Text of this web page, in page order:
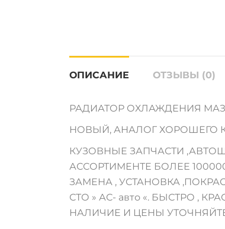
ОПИСАНИЕ ОТЗЫВЫ (0)
РАДИАТОР ОХЛАЖДЕНИЯ
НОВЫЙ, АНАЛОГ ХОРОШЕГО
КУЗОВНЫЕ ЗАПЧАСТИ
АССОРТИМЕНТЕ БОЛЕЕ
ЗАМЕНА , УСТАНОВКА
СТО » АС- авто «. БЫСТРО ,
НАЛИЧИЕ И ЦЕНЫ